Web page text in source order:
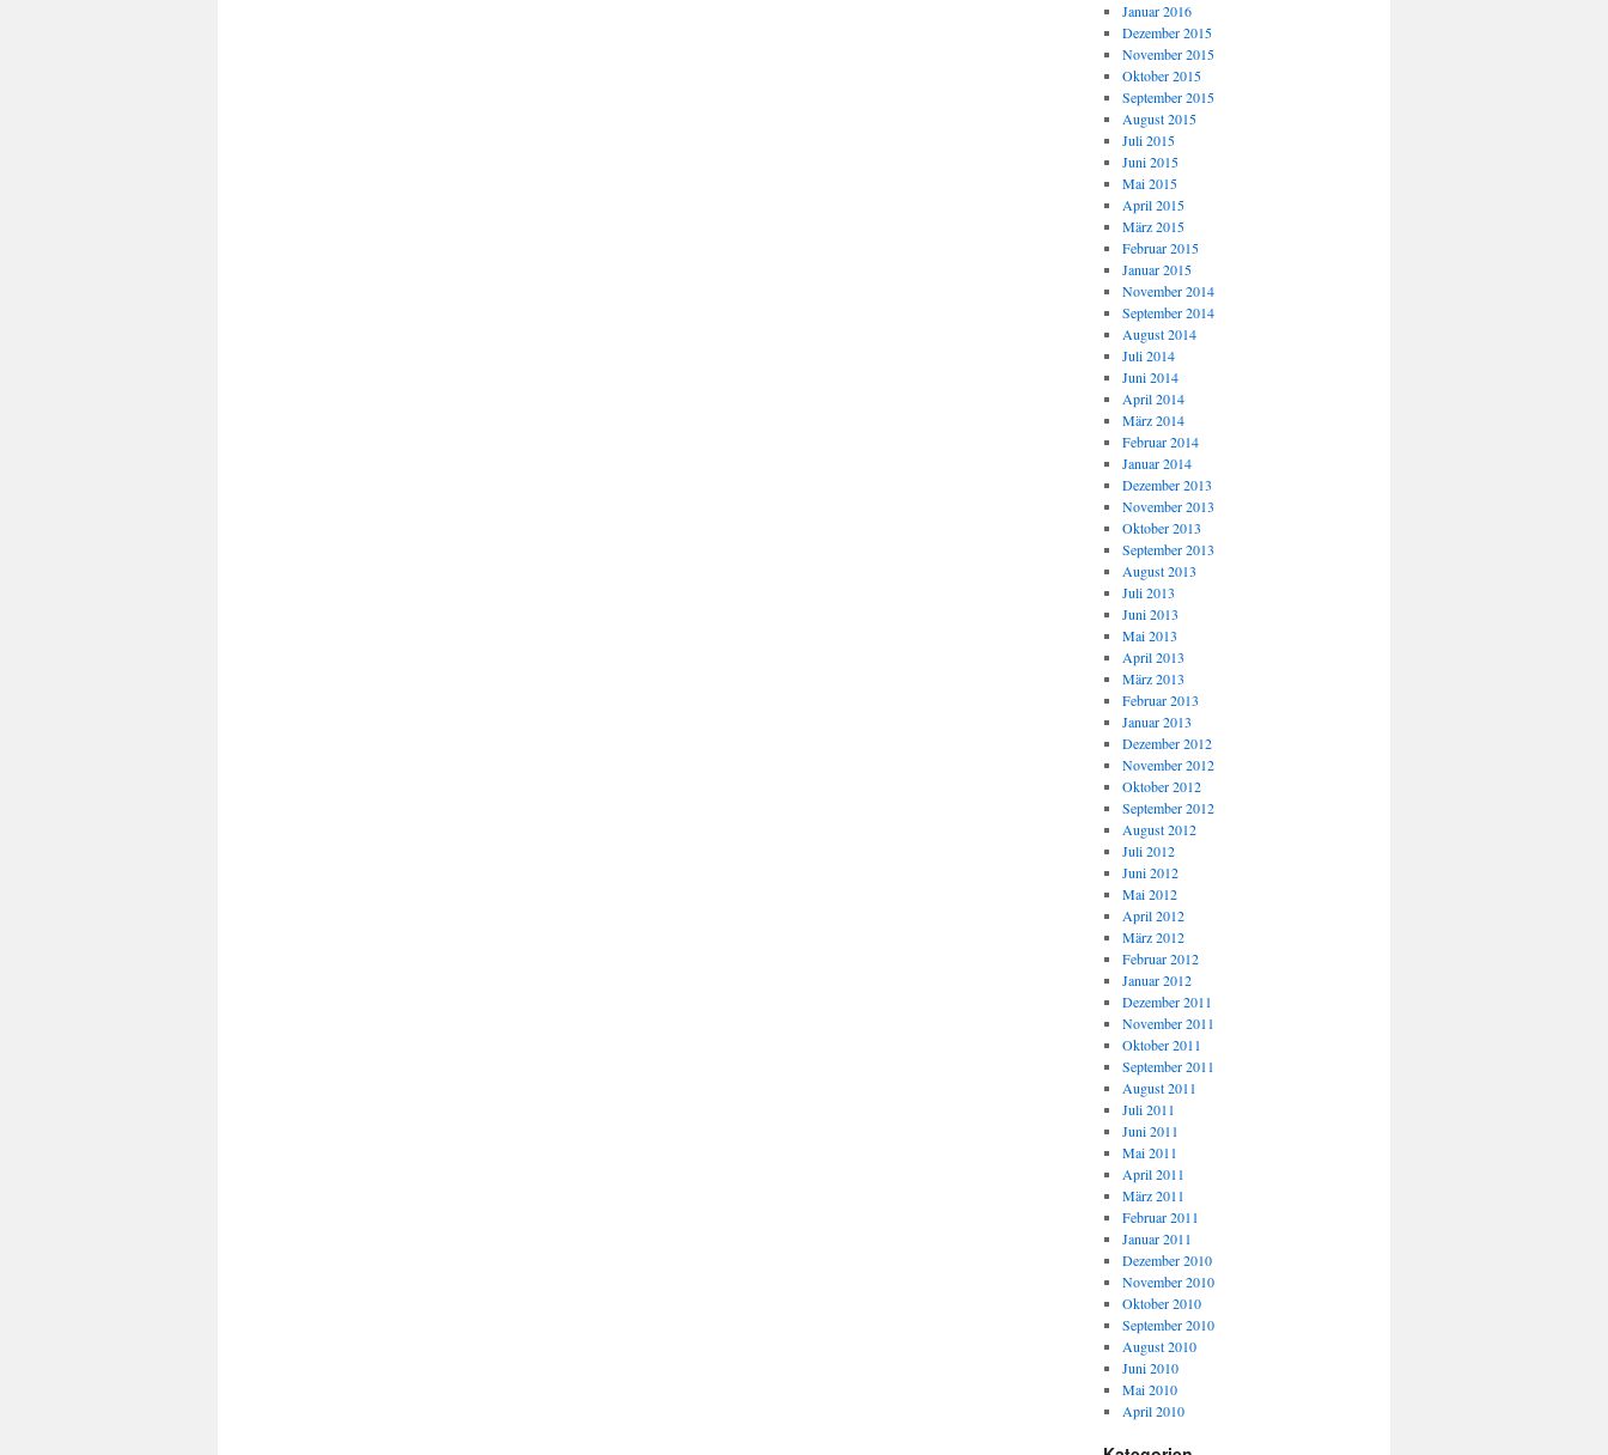
Januar 2016
Dezember 2015
November 2015
Oktober 2015
September 2015
August 2015
Juli 2015
Juni 2015
Mai 2015
April 2015
März 2015
Februar 2015
Januar 2015
November 2014
September 2014
August 2014
Juli 2014
Juni 2014
April 2014
März 2014
Februar 2014
Januar 2014
Dezember 2013
November 2013
Oktober 2013
September 2013
August 2013
Juli 2013
Juni 2013
Mai 2013
April 2013
März 2013
Februar 2013
Januar 2013
Dezember 2012
November 2012
Oktober 2012
September 2012
August 2012
Juli 2012
Juni 2012
Mai 2012
April 2012
März 2012
Februar 2012
Januar 2012
Dezember 2011
November 2011
Oktober 2011
September 2011
August 2011
Juli 2011
Juni 2011
Mai 2011
April 2011
März 2011
Februar 2011
Januar 2011
Dezember 2010
November 2010
Oktober 2010
September 2010
August 2010
Juni 2010
Mai 2010
April 2010